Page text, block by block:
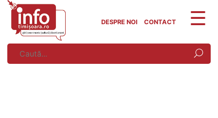
Skip
content
DESPRE NOI CONTACT